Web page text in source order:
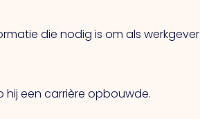
die nodig is om als werkgever
hij een carrière opbouwde.